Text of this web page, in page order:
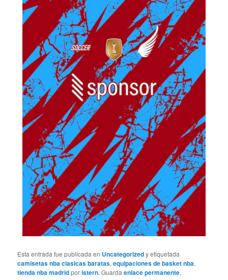
Esta entrada fue publicada en Uncategorizedy etiquetada
camisetas nba clasicas baratas,equipaciones de basket nba,
tienda nba madridporistern. Guardaenlace permanente.